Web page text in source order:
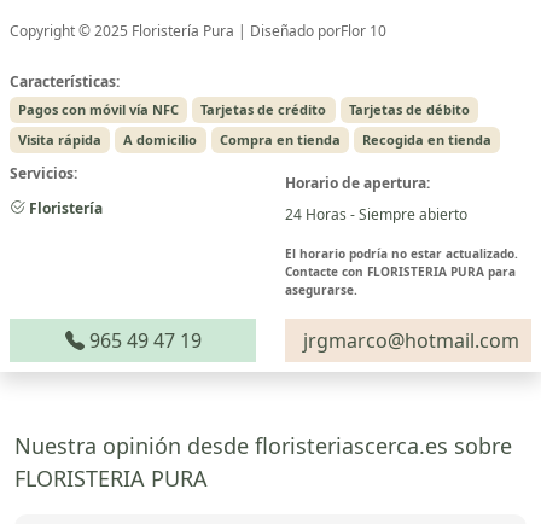
Copyright © 2025 Floristería Pura | Diseñado porFlor 10
Características:
Pagos con móvil vía NFC Tarjetas de crédito
Tarjetas de débito
Visita rápida
A domicilio Compra en tienda Recogida en tienda
Servicios:
Floristería
Horario de apertura:
24 Horas - Siempre abierto
El horario podría no estar actualizado.
Contacte con FLORISTERIA PURA para
asegurarse.
965 49 47 19 jrgmarco@hotmail.com
Nuestra opinión desde floristeriascerca.es sobre
FLORISTERIA PURA